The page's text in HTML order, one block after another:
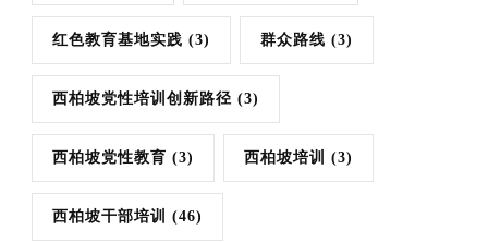
红色教育基地实践 (3) 群众路线 (3)
西柏坡党性培训创新路径 (3)
西柏坡党性教育 (3) 西柏坡培训 (3)
西柏坡干部培训 (46)